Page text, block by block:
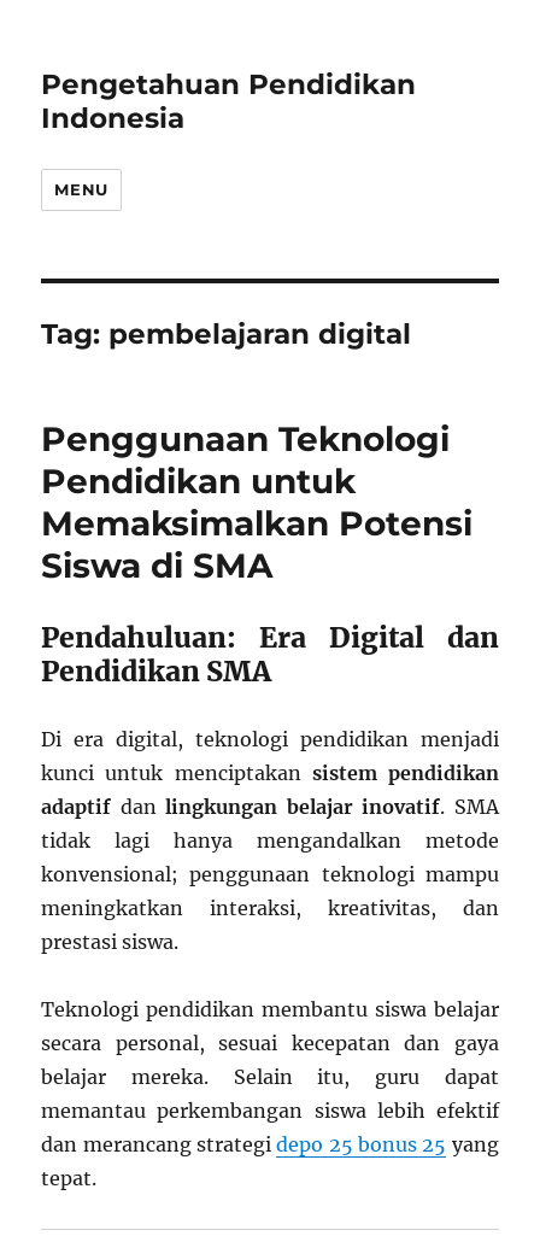
Pengetahuan Pendidikan
Indonesia
MENU
Tag: pembelajaran digital
Penggunaan Teknologi
Pendidikan untuk
Memaksimalkan Potensi
Siswa di SMA
Pendahuluan: Era Digital dan
Pendidikan SMA
Di era digital, teknologi pendidikan menjadi
kunci untuk menciptakan sistem pendidikan
adaptif danlingkungan belajar inovatif. SMA
tidak lagi hanya mengandalkan metode
konvensional; penggunaan teknologi mampu
meningkatkan interaksi, kreativitas, dan
prestasi siswa.
Teknologi pendidikan membantu siswa belajar
secara personal, sesuai kecepatan dan gaya
belajar mereka. Selain itu, guru dapat
memantau perkembangan siswa lebih efektif
dan merancang strategidepo 25 bonus 25 yang
tepat.